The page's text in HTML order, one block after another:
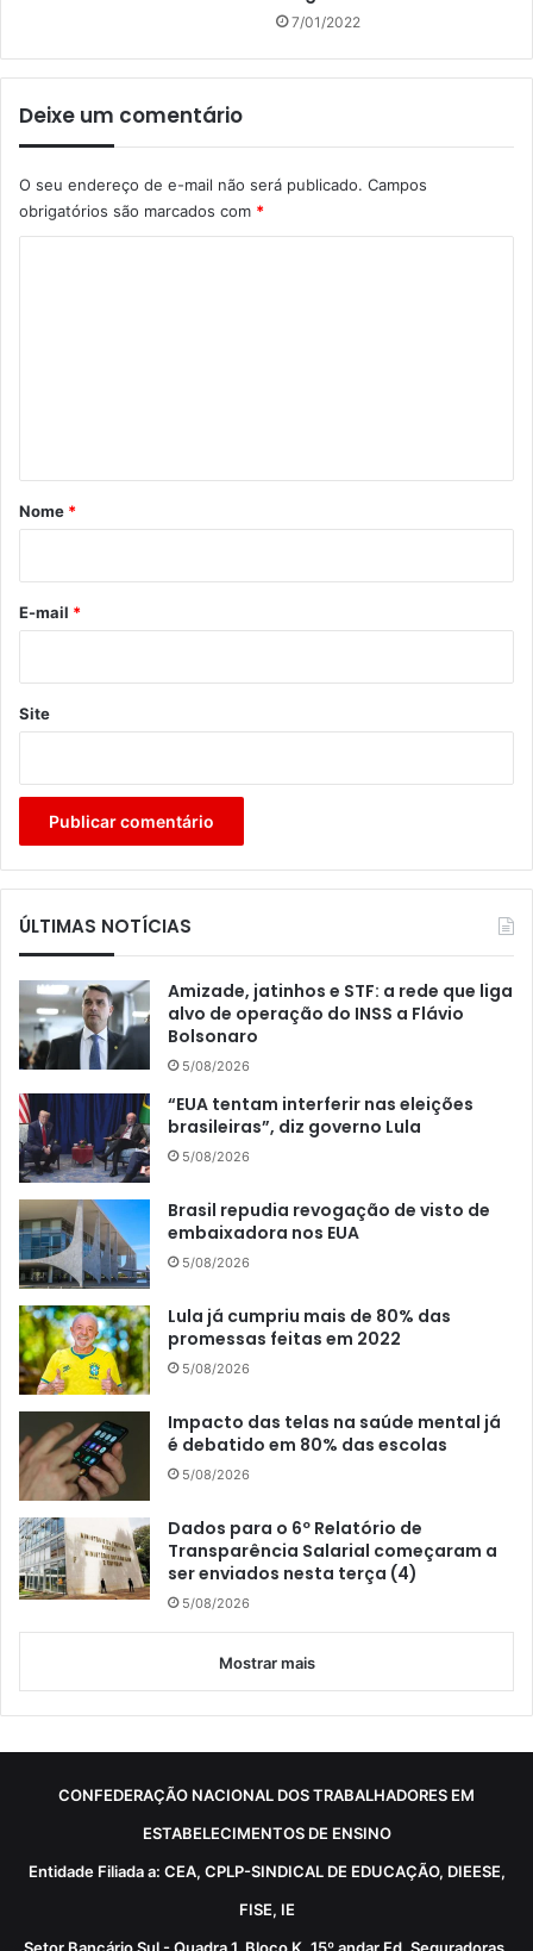
7/01/2022
Deixe um comentário
O seu endereço de e-mail não será publicado. Campos
obrigatórios são marcados com *
r
*
Nome *
E-mail *
Site
ÚLTIMAS NOTÍCIAS
Amizade, jatinhos e STF: a rede que liga
alvo de operação do INSS a Flávio
Bolsonaro
5/08/2026
“EUA tentam interferir nas eleições
brasileiras”, diz governo Lula
5/08/2026
Brasil repudia revogação de visto de
embaixadora nos EUA
5/08/2026
Lula já cumpriu mais de 80% das
promessas feitas em 2022
5/08/2026
Impacto das telas na saúde mental já
é debatido em 80% das escolas
5/08/2026
Dados para o 6º Relatório de
Transparência Salarial começaram a
ser enviados nesta terça (4)
5/08/2026
Mostrar mais
CONFEDERAÇÃO NACIONAL DOS TRABALHADORES EM
ESTABELECIMENTOS DE ENSINO
Entidade Filiada a: CEA, CPLP-SINDICAL DE EDUCAÇÃO, DIEESE,
FISE, IE
Setor Bancário Sul - Quadra 1, Bloco K, 15º andar Ed. Seguradoras,